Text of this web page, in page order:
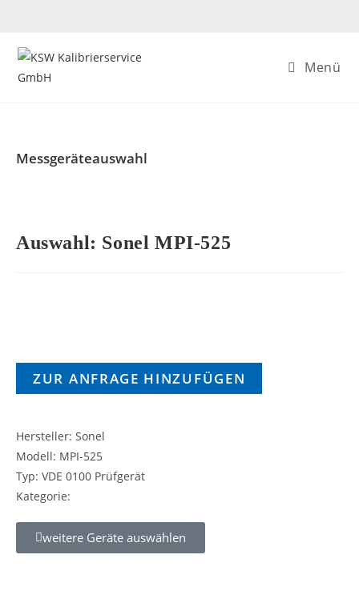
Menü
Messgeräteauswahl
Auswahl: Sonel MPI-525
ZUR ANFRAGE HINZUFÜGEN
Hersteller: Sonel
Modell: MPI-525
Typ: VDE 0100 Prüfgerät
Kategorie:
weitere Geräte auswählen